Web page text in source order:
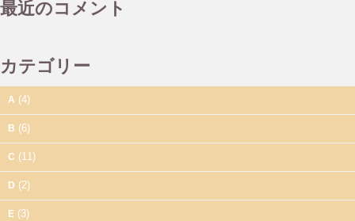
最近のコメント
カテゴリー
A (4)
B (6)
C (11)
D (2)
E (3)